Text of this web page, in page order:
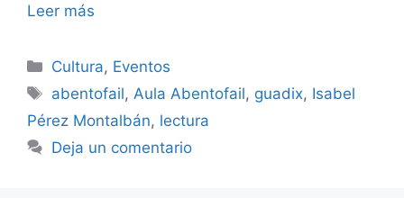
Leer más
Categorías
Cultura, Eventos
Etiquetas
abentofail, Aula Abentofail, guadix, Isabel
Pérez Montalbán, lectura
Deja un comentario